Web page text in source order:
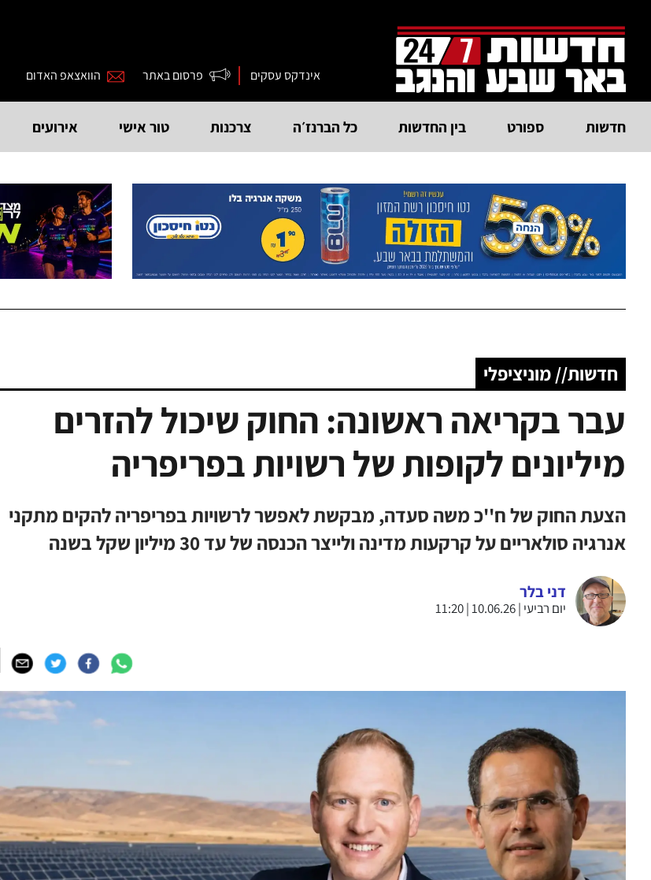
אינדקס עסקים פרסום באתר הוואצאפ האדום
חדשות ספורט בין החדשות כל הברנז׳ה צרכנות טור אישי אירועים
חדשות// מוניציפלי
עבר בקריאה ראשונה: החוק שיכול להזרים
מיליונים לקופות של רשויות בפריפריה
הצעת החוק של ח''כ משה סעדה, מבקשת לאפשר לרשויות בפריפריה להקים מתקני
אנרגיה סולאריים על קרקעות מדינה ולייצר הכנסה של עד 30 מיליון שקל בשנה
דני בלר
יום רביעי | 10.06.26 | 11:20